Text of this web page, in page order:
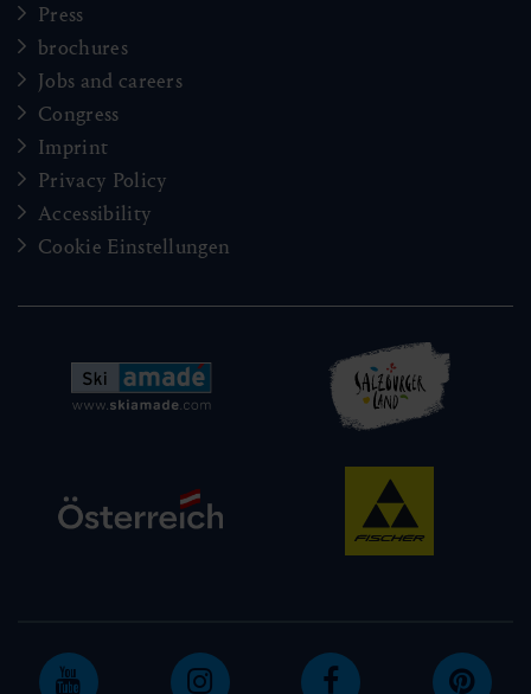
Press
brochures
Jobs and careers
Congress
Imprint
Privacy Policy
Accessibility
Cookie Einstellungen